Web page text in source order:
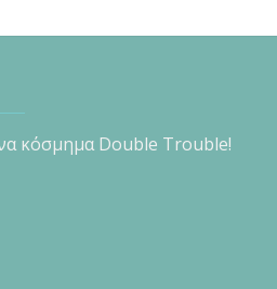
κόσμημα Double Trouble!